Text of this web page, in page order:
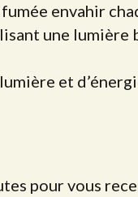
envahir
une lumière
et
pour vous